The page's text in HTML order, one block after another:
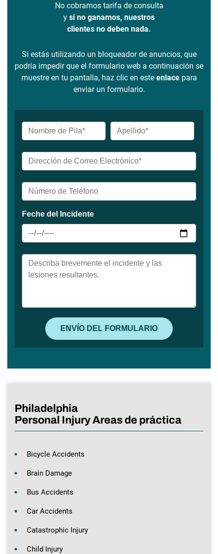
No cobramos tarifa de consulta
y si no ganamos, nuestros
clientes no deben nada.
Si estás utilizando un bloqueador de anuncios, que
podría impedir que el formulario web a continuación se
muestre en tu pantalla, haz clic en este enlacepara
enviar un formulario.
Philadelphia
Personal Injury Areas de práctica
Bicycle Accidents
Brain Damage
Bus Accidents
Car Accidents
Catastrophic Injury
Child Injury